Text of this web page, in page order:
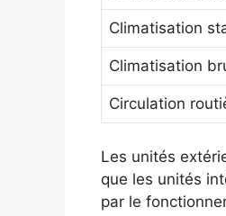
Climatisation
Climatisation
Circulation
Les unités
que les unités
par le